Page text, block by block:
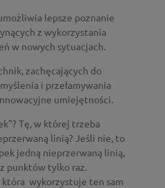
lepsze poznanie
z wykorzystania
w nowych sytuacjach.
zachęcających do
i przełamywania
umiejętności.
Tę, w której trzeba
linią? Jeśli nie, to
jedną nieprzerwaną linią,
punktów tylko raz.
która wykorzystuje ten sam